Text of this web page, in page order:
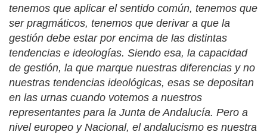
tenemos que aplicar el sentido común, tenemos que
ser pragmáticos, tenemos que derivar a que la
gestión debe estar por encima de las distintas
tendencias e ideologías. Siendo esa, la capacidad
de gestión, la que marque nuestras diferencias y no
nuestras tendencias ideológicas, esas se depositan
en las urnas cuando votemos a nuestros
representantes para la Junta de Andalucía. Pero a
nivel europeo y Nacional, el andalucismo es nuestra